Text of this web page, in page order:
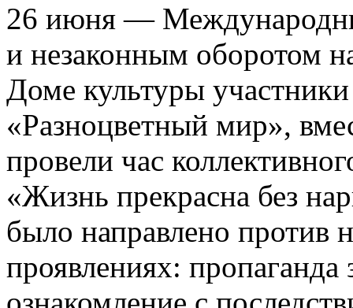
26 июня —
и незаконным оборотом
Доме культуры
«Разноцветный мир»,
провели час
«Жизнь прекрасна без
было направлено против
проявлениях: пропаганда